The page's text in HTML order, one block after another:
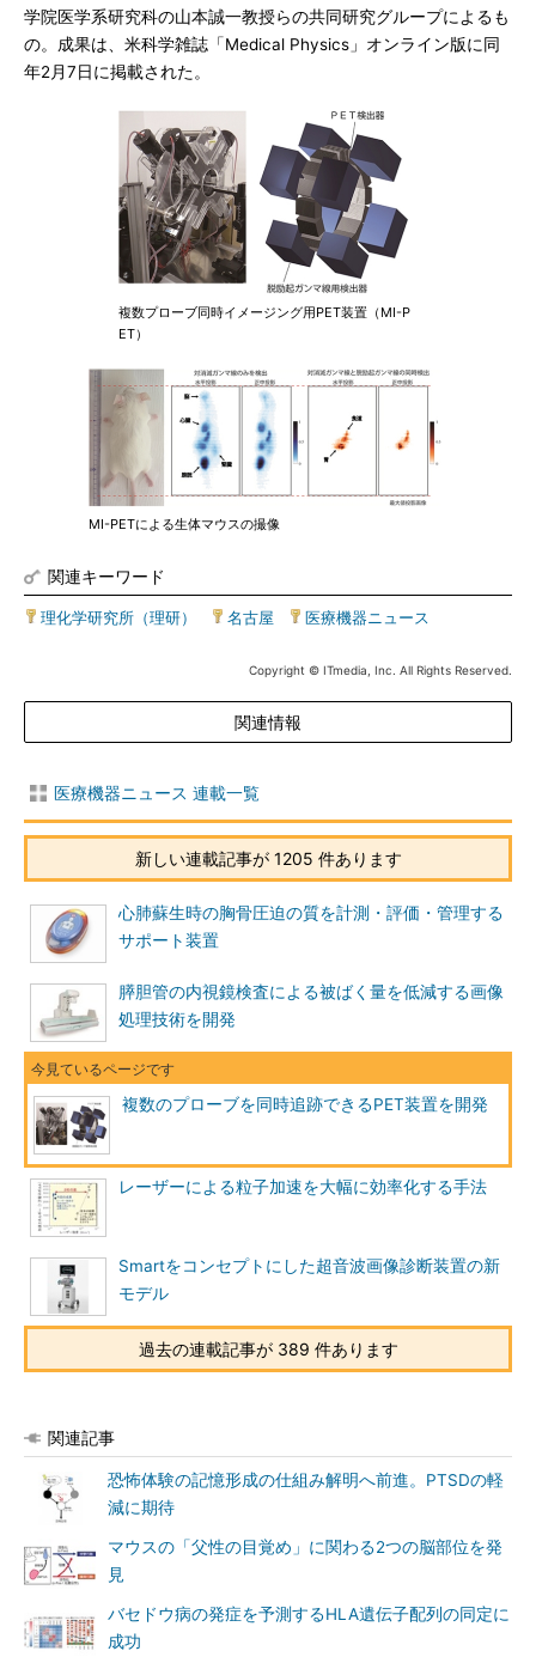
学院医学系研究科の山本誠一教授らの共同研究グループによるも
の。成果は、米科学雑誌「Medical Physics」オンライン版に同
年2月7日に掲載された。
複数プローブ同時イメージング用PET装置（MI-P
ET）
MI-PETによる生体マウスの撮像
関連キーワード
理化学研究所（理研） 名古屋 医療機器ニュース
Copyright © ITmedia, Inc. All Rights Reserved.
関連情報
医療機器ニュース 連載一覧
新しい連載記事が 1205 件あります
心肺蘇生時の胸骨圧迫の質を計測・評価・管理する
サポート装置
膵胆管の内視鏡検査による被ばく量を低減する画像
処理技術を開発
複数のプローブを同時追跡できるPET装置を開発
レーザーによる粒子加速を大幅に効率化する手法
Smartをコンセプトにした超音波画像診断装置の新
モデル
過去の連載記事が 389 件あります
関連記事
恐怖体験の記憶形成の仕組み解明へ前進。PTSDの軽
減に期待
マウスの「父性の目覚め」に関わる2つの脳部位を発
見
バセドウ病の発症を予測するHLA遺伝子配列の同定に
成功